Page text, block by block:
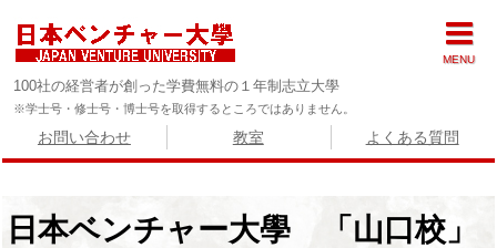
100社の経営者が創った学費無料の１年制志立大學
※学士号・修士号・博士号を取得するところではありません。
お問い合わせ 教室 よくある質問
日本ベンチャー大學 「山口校」
MENU